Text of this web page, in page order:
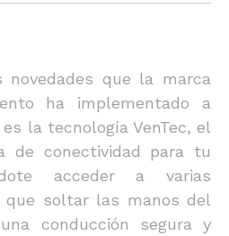
que la marca
ha implementado a
la tecnología VenTec, el
de conectividad para tu
acceder a varias
que soltar las manos del
conducción segura y